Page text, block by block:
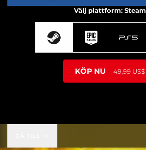
Välj plattform: Steam
KÖP NU 49,99 US$